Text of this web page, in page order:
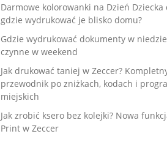
Darmowe kolorowanki na Dzień
gdzie wydrukować je blisko domu?
Gdzie wydrukować dokumenty w
czynne w weekend
Jak drukować taniej w Zeccer?
przewodnik po zniżkach, kodach i
miejskich
Jak zrobić ksero bez kolejki? Nowa
Print w Zeccer